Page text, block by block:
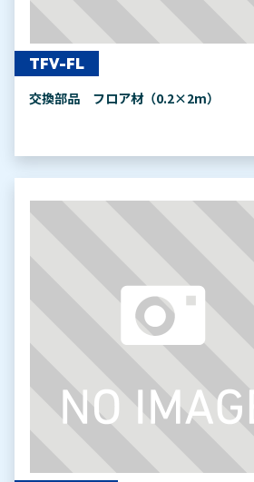
TFV-FL
交換部品 フロア材（0.2×2m）